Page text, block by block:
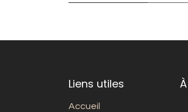
Liens utiles
Accueil